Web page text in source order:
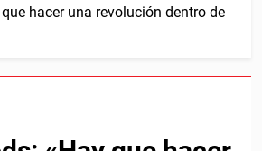
hacer una revolución dentro de